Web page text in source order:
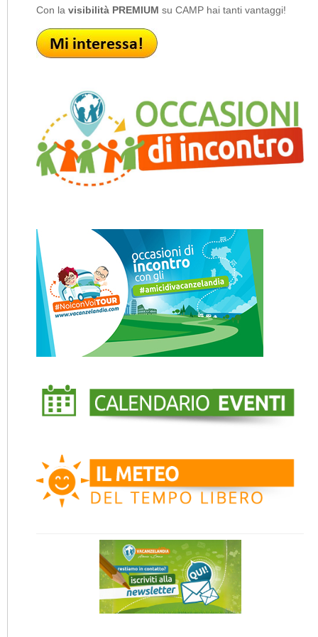
Con la visibilità PREMIUM su CAMP hai tanti vantaggi!